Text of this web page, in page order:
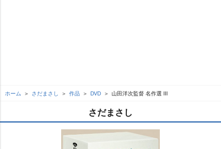
ホーム さだまさし 作品 DVD 山田洋次監督 名作選 III
さだまさし